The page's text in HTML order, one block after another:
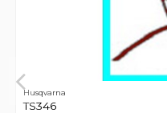
Husqvarna
TS346